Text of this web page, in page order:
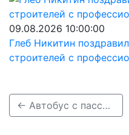
09.08.2026 10:00:00
Глеб Никитин
строителей с
← Автобус с пассажирами попал в ДТП на улице Мирошникова в Нижнем Новгороде